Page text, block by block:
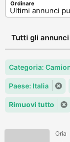
Ordinare
Tutti gli annunci
Categoria:
Paese: Italia
Rimuovi tutto
Oria